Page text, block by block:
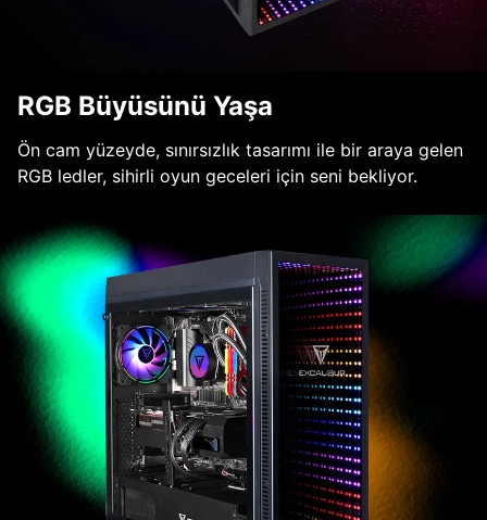
RGB Büyüsünü Yaşa
Ön cam yüzeyde, sınırsızlık tasarımı ile bir araya gelen
RGB ledler, sihirli oyun geceleri için seni bekliyor.